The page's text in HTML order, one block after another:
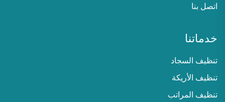
اتصل بنا
خدماتنا
تنظيف السجاد
تنظيف الأريكة
تنظيف المراتب